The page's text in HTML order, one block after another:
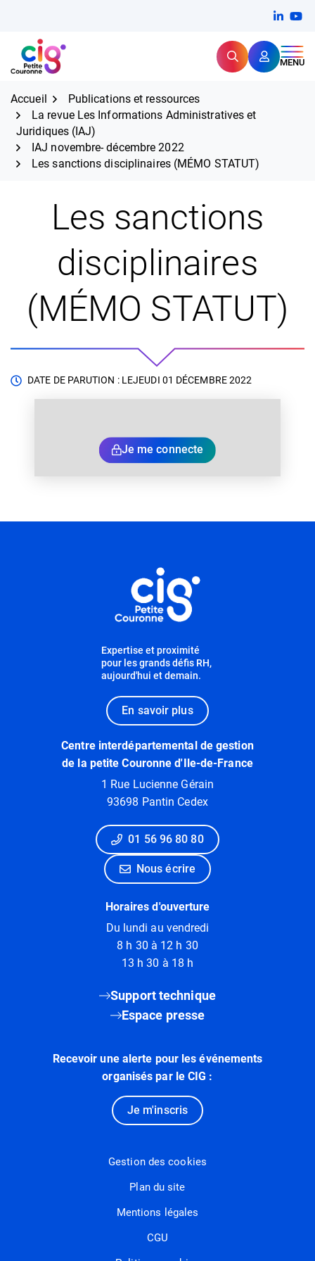
contenu
CIG Petite Couronne RechercherMENU
Expertise et proximité pour
Accueil
Publications et ressources
La revue Les Informations Administratives et
Juridiques (IAJ)
IAJ novembre- décembre 2022
Les sanctions disciplinaires (MÉMO STATUT)
Les sanctions
disciplinaires
(MÉMO STATUT)
DATE DE PARUTION : LEJEUDI 01 DÉCEMBRE 2022
Je me connecte
Expertise et proximité
pour les grands défis RH,
aujourd'hui et demain.
En savoir plus
Centre interdépartemental de gestion
de la petite Couronne d'Ile-de-France
1 Rue Lucienne Gérain
93698 Pantin Cedex
01 56 96 80 80
Nous écrire
Horaires d'ouverture
Du lundi au vendredi
8 h 30 à 12 h 30
13 h 30 à 18 h
Support technique
Espace presse
Recevoir une alerte pour les événements
organisés par le CIG :
Je m'inscris
Gestion des cookies
Plan du site
Mentions légales
CGU